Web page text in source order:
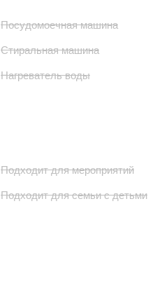
Посудомоечная машина
Стиральная машина
Нагреватель воды
Подходит для мероприятий
Подходит для семьи с детьми